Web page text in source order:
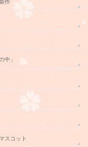
作
中」
スコット